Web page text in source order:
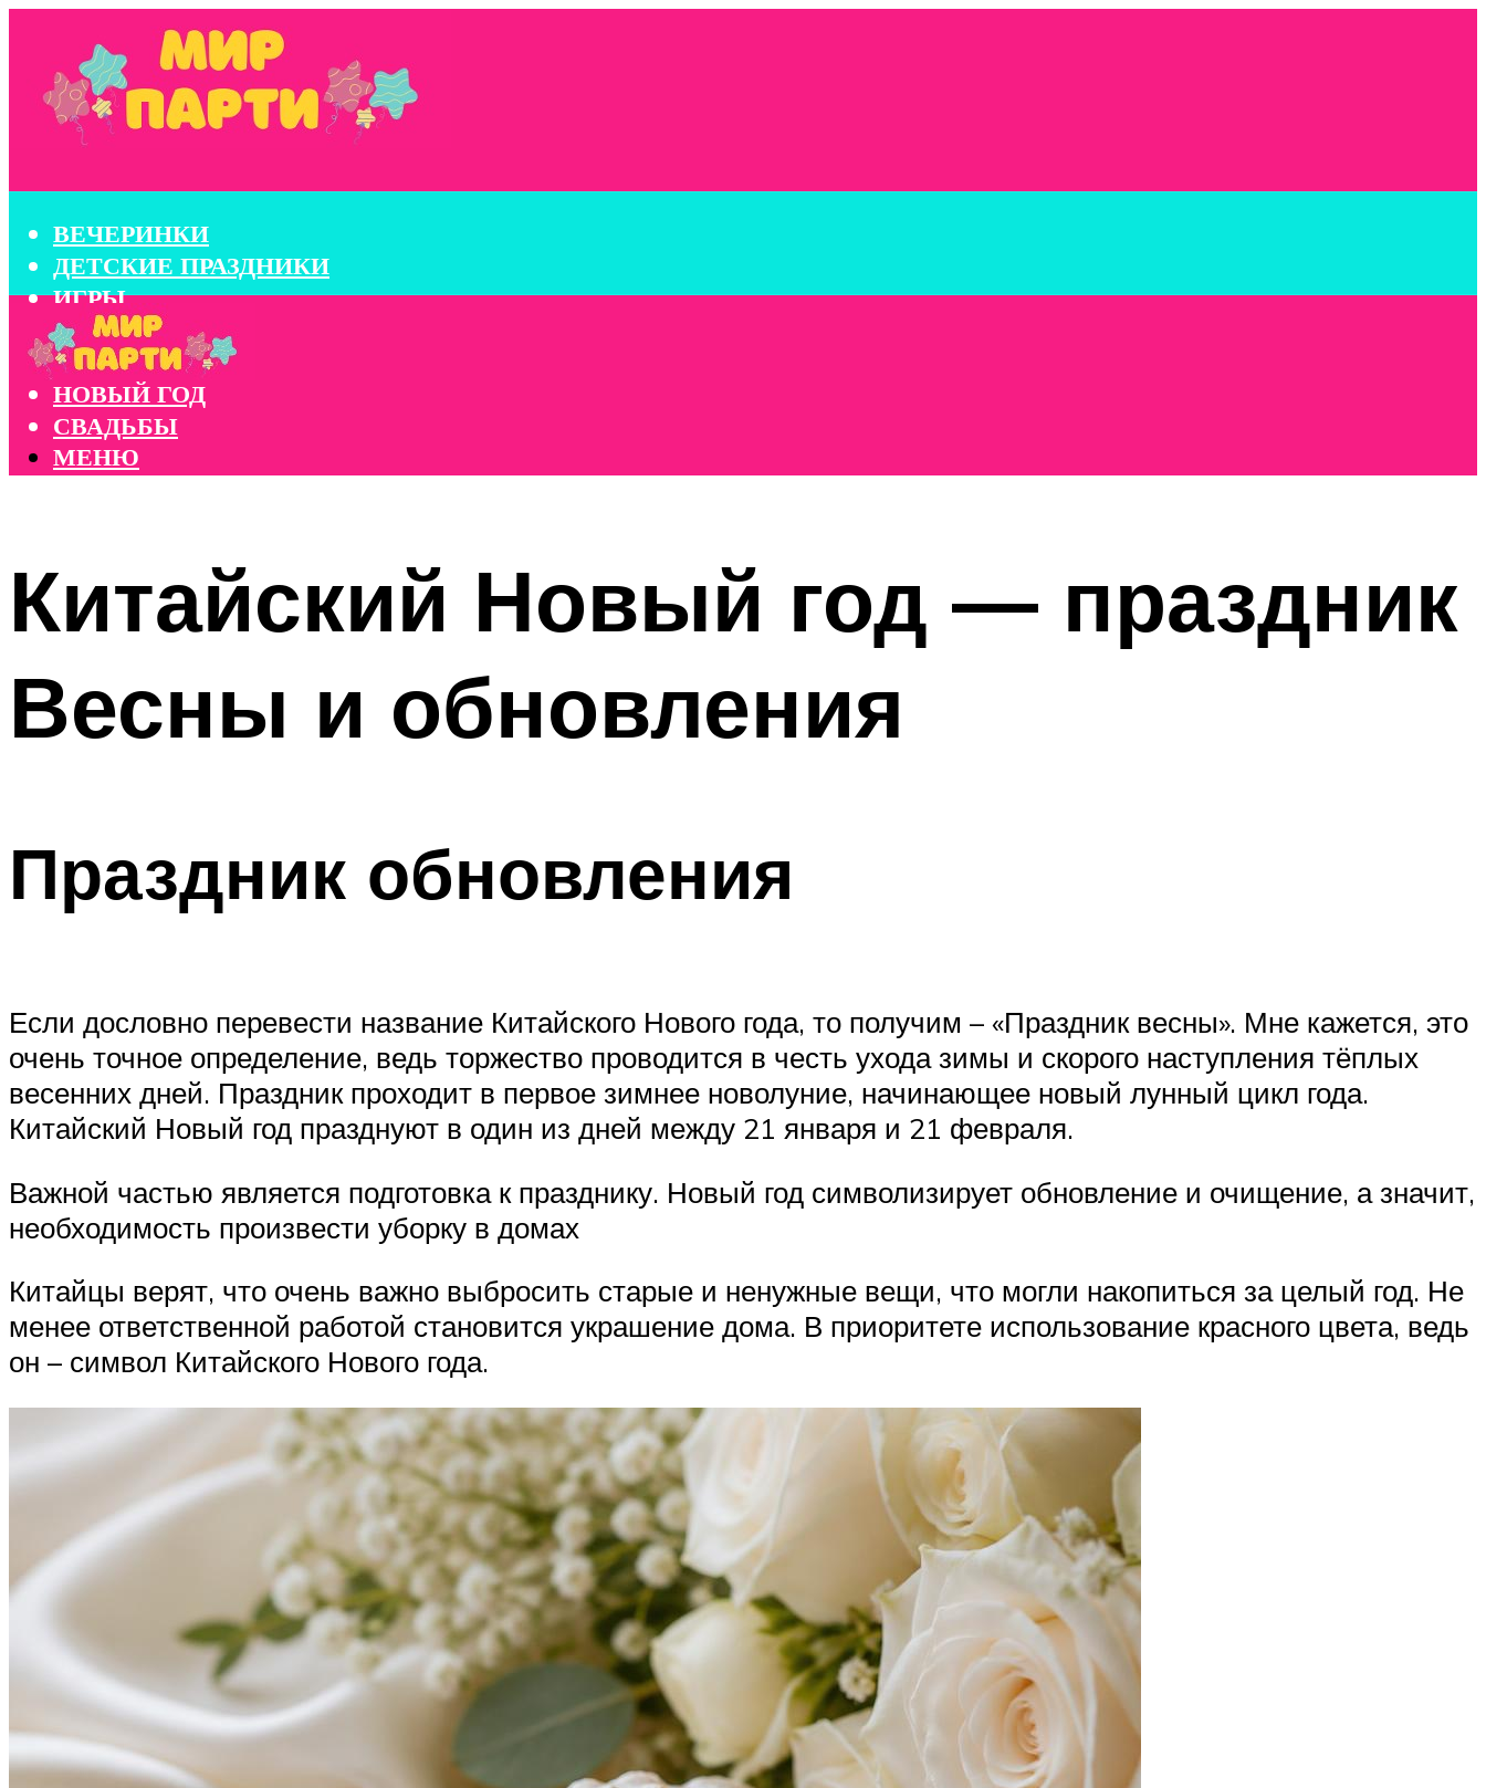
ВЕЧЕРИНКИ
ДЕТСКИЕ ПРАЗДНИКИ
ИГРЫ
КОНКУРСЫ
КОРПОРАТИВЫ
НОВЫЙ ГОД
СВАДЬБЫ
МЕНЮ
Китайский Новый год — праздник
Весны и обновления
Праздник обновления
Если дословно перевести название Китайского Нового года, то получим – «Праздник весны». Мне кажется, это
очень точное определение, ведь торжество проводится в честь ухода зимы и скорого наступления тёплых
весенних дней. Праздник проходит в первое зимнее новолуние, начинающее новый лунный цикл года.
Китайский Новый год празднуют в один из дней между 21 января и 21 февраля.
Важной частью является подготовка к празднику. Новый год символизирует обновление и очищение, а значит,
необходимость произвести уборку в домах
Китайцы верят, что очень важно выбросить старые и ненужные вещи, что могли накопиться за целый год. Не
менее ответственной работой становится украшение дома. В приоритете использование красного цвета, ведь
он – символ Китайского Нового года.